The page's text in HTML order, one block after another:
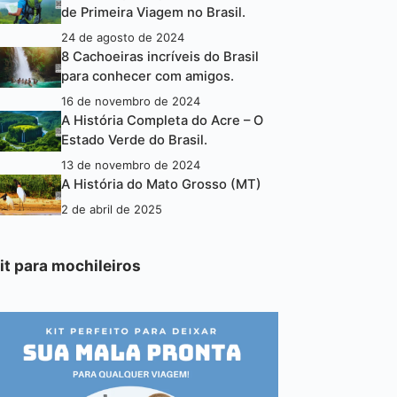
de Primeira Viagem no Brasil.
24 de agosto de 2024
8 Cachoeiras incríveis do Brasil
para conhecer com amigos.
16 de novembro de 2024
A História Completa do Acre – O
Estado Verde do Brasil.
13 de novembro de 2024
A História do Mato Grosso (MT)
2 de abril de 2025
para mochileiros